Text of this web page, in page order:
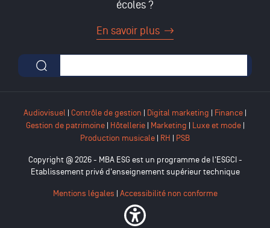
écoles ?
En savoir plus
Formulaire de recherche
Audiovisuel | Contrôle de gestion | Digital marketing | Finance |
Gestion de patrimoine| Hôtellerie| Marketing | Luxe et mode|
Production musicale | RH | PSB
Copyright @ 2026 - MBA ESG est un programme de l'ESGCI -
Etablissement privé d'enseignement supérieur technique
Mentions légales Accessibilité non conforme